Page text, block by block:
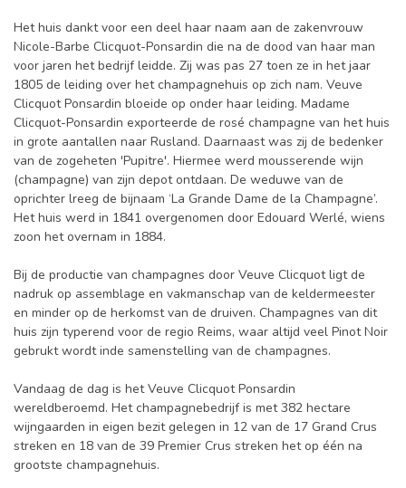
Het huis dankt voor een deel haar naam aan de zakenvrouw
Nicole-Barbe Clicquot-Ponsardin die na de dood van haar man
voor jaren het bedrijf leidde. Zij was pas 27 toen ze in het jaar
1805 de leiding over het champagnehuis op zich nam. Veuve
Clicquot Ponsardin bloeide op onder haar leiding. Madame
Clicquot-Ponsardin exporteerde de rosé champagne van het huis
in grote aantallen naar Rusland. Daarnaast was zij de bedenker
van de zogeheten 'Pupitre'. Hiermee werd mousserende wijn
(champagne) van zijn depot ontdaan. De weduwe van de
oprichter lreeg de bijnaam ‘La Grande Dame de la Champagne’.
Het huis werd in 1841 overgenomen door Edouard Werlé, wiens
zoon het overnam in 1884.
Bij de productie van champagnes door Veuve Clicquot ligt de
nadruk op assemblage en vakmanschap van de keldermeester
en minder op de herkomst van de druiven. Champagnes van dit
huis zijn typerend voor de regio Reims, waar altijd veel Pinot Noir
gebrukt wordt inde samenstelling van de champagnes.
Vandaag de dag is het Veuve Clicquot Ponsardin
wereldberoemd. Het champagnebedrijf is met 382 hectare
wijngaarden in eigen bezit gelegen in 12 van de 17 Grand Crus
streken en 18 van de 39 Premier Crus streken het op één na
grootste champagnehuis.